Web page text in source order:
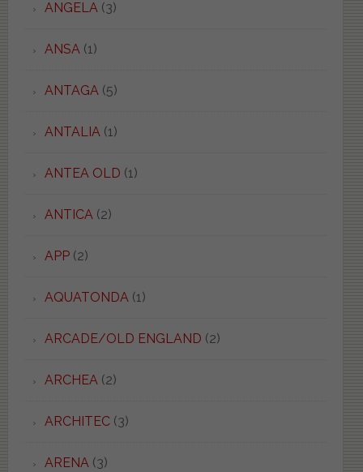
ANGELA (3)
ANSA (1)
ANTAGA (5)
ANTALIA (1)
ANTEA OLD (1)
ANTICA (2)
APP(2)
AQUATONDA (1)
ARCADE/OLD ENGLAND (2)
ARCHEA (2)
ARCHITEC(3)
ARENA (3)